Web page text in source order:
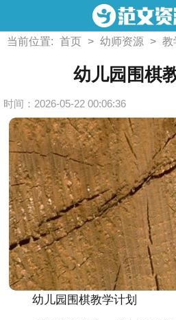
当前位置: 首页 > 幼师资源 > 教
幼儿园围棋
时间：2026-05-22 00:06:36
幼儿园围棋教学计划